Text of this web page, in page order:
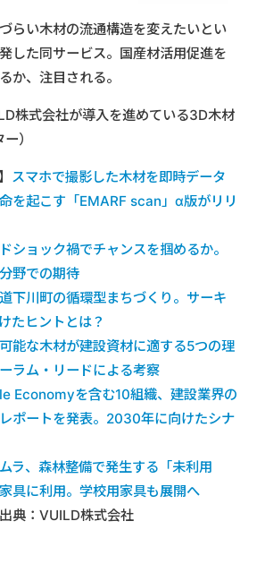
らい木材の流通構造を変えたいとい
した同サービス。国産材活用促進を
か、注目される。
株式会社が導入を進めている3D木材
）
スマホで撮影した木材を即時データ
を起こす「EMARF scan」α版がリリ
ショック禍でチャンスを掴めるか。
野での期待
下川町の循環型まちづくり。サーキ
たヒントとは？
能な木材が建設資材に適する5つの理
ラム・リードによる考察
Economyを含む10組織、建設業界の
ポートを発表。2030年に向けたシナ
ラ、森林整備で発生する「未利用
具に利用。学校用家具も展開へ
典：VUILD株式会社